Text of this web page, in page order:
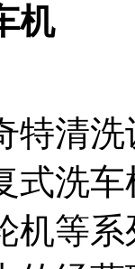
机
特清
式洗
机等